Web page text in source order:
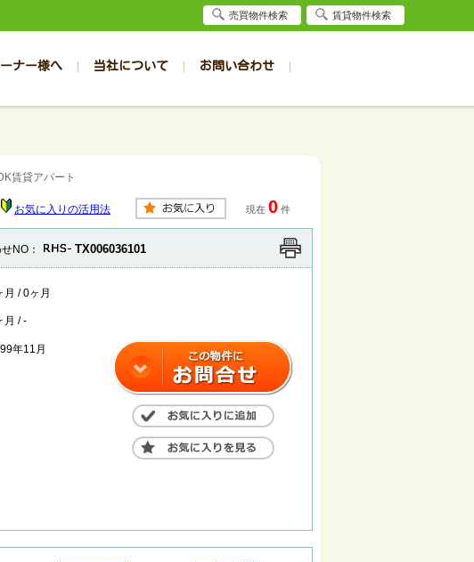
広の賃貸物件一覧
広の賃貸アパート
広の賃貸マンション
広の賃貸事務所
帯広の1R～1K
帯広の2K～2LDK
川の賃貸物件一覧
川の賃貸アパート
川の賃貸マンション
川の賃貸事務所
旭川の1R～1K
旭川の2K～2LDK
ナー様へ 当社について お問い合わせ
）
賃貸アパート
お気に入りの活用法 現在 0 件
NO： TX006036101
月 / 0ヶ月
月 / -
年11月
売買物件検索 賃貸物件検索